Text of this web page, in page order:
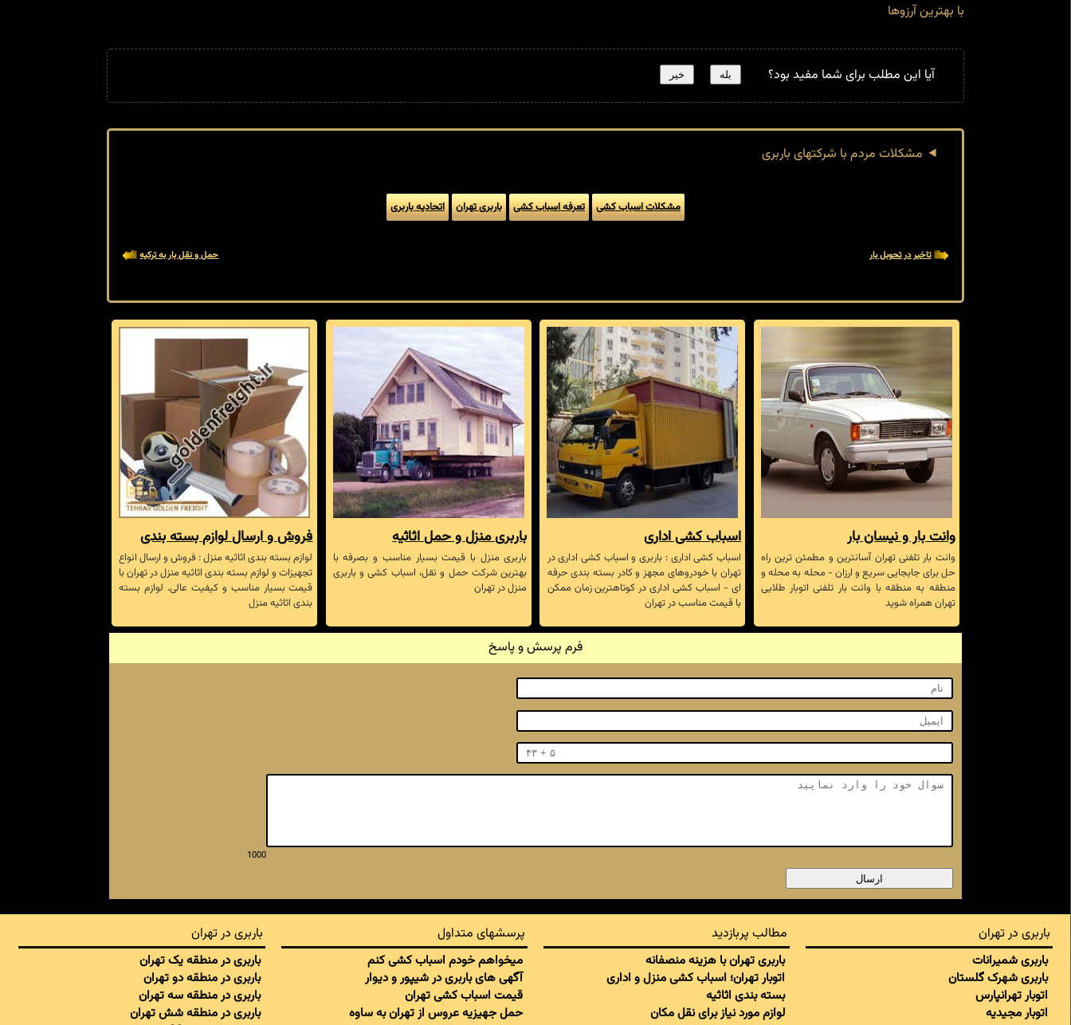
با بهترین آرزوها
آیا این مطلب برای شما مفید بود؟ بله خیر
مشکلات مردم با شرکتهای باربری
مشکلات اسباب کشی تعرفه اسباب کشی باربری تهران اتحادیه باربری
تاخیر در تحوبل بار حمل و نقل بار به ترکیه
وانت بار و نیسان بار
وانت بار تلفنی تهران آسانترین و مطمئن ترین راه
حل برای جابجایی سریع و ارزان - محله به محله و
منطقه به منطقه با وانت بار تلفنی اتوبار طلایی
تهران همراه شوید
اسباب کشی اداری
اسباب کشی اداری : باربری و اسباب کشی اداری در
تهران با خودروهای مجهز و کادر بسته بندی حرفه
ای - اسباب کشی اداری در کوتاهترین زمان ممکن
با قیمت مناسب در تهران
باربری منزل و حمل اثاثیه
باربری منزل با قیمت بسیار مناسب و بصرفه با
بهترین شرکت حمل و نقل، اسباب کشی و باربری
منزل در تهران
فروش و ارسال لوازم بسته بندی
لوازم بسته بندی اثاثیه منزل : فروش و ارسال انواع
تجهیزات و لوازم بسته بندی اثاثیه منزل در تهران با
قیمت بسیار مناسب و کیفیت عالی. لوازم بسته
بندی اثاثیه منزل
فرم پرسش و پاسخ
1000
باربری در تهران
باربری شمیرانات
باربری شهرک گلستان
اتوبار تهرانپارس
اتوبار مجیدیه
مطالب پربازدید
باربری تهران با هزینه منصفانه
اتوبار تهران؛ اسباب کشی منزل و اداری
بسته بندی اثاثیه
لوازم مورد نیاز برای نقل مکان
پرسشهای متداول
میخواهم خودم اسباب کشی کنم
آگهی های باربری در شیپور و دیوار
قیمت اسباب کشی تهران
حمل جهیزیه عروس از تهران به ساوه
باربری در تهران
باربری در منطقه یک تهران
باربری در منطقه دو تهران
باربری در منطقه سه تهران
باربری در منطقه شش تهران